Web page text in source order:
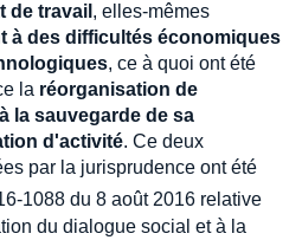
de travail , elles-mêmes
à des difficultés économiques
, ce à quoi ont été
la réorganisation de
la sauvegarde de sa
d'activité. Ce deux
par la jurisprudence ont été
1088 du 8 août 2016 relative
du dialogue social et à la